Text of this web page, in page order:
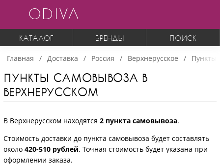
ODIVA
КАТАЛОГ БРЕНДЫ ПОИСК
Главная Доставка Россия Верхнерусское Пункты
ПУНКТЫ САМОВЫВОЗА В
ВЕРХНЕРУССКОМ
В Верхнерусском находятся 2 пункта самовывоза.
Стоимость доставки до пункта самовывоза будет составлять
около 420-510 рублей. Точная стоимость будет указана при
оформлении заказа.